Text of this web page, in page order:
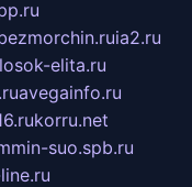
ia2.ru
elita.ru
avegainfo.ru
korru.net
suo.spb.ru